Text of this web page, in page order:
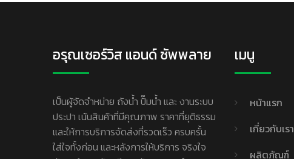
อรุณเซอร์วิส แอนด์ ซัพพลาย
เป็นผู้จัดจำหน่าย ถังน้ำ ปั๊มน้ำ และ งานระบบ
ประปา เน้นสินค้าที่มีคุณภาพ ราคาที่ยุติธรรม
และให้การบริการจัดส่งที่รวดเร็ว ครบครั้น
ใส่ใจทั้งก่อน และหลังการให้บริการ จริงใจ
เมนู
หน้าแรก
เกี่ยวกับเรา
ผลิตภัณฑ์